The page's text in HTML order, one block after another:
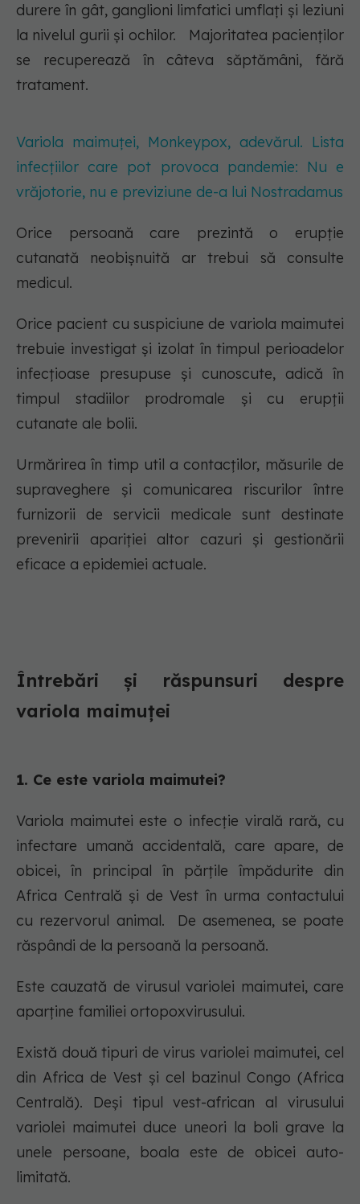
durere în gât, ganglioni limfatici umflați și leziuni
la nivelul gurii și ochilor. Majoritatea pacienților
se recuperează în câteva săptămâni, fără
tratament.
Variola maimuței, Monkeypox, adevărul. Lista
infecțiilor care pot provoca pandemie: Nu e
vrăjotorie, nu e previziune de-a lui Nostradamus
Orice persoană care prezintă o erupție
cutanată neobișnuită ar trebui să consulte
medicul.
Orice pacient cu suspiciune de variola maimutei
trebuie investigat și izolat în timpul perioadelor
infecțioase presupuse și cunoscute, adică în
timpul stadiilor prodromale și cu erupții
cutanate ale bolii.
Urmărirea în timp util a contacților, măsurile de
supraveghere și comunicarea riscurilor între
furnizorii de servicii medicale sunt destinate
prevenirii apariției altor cazuri și gestionării
eficace a epidemiei actuale.
Întrebări și răspunsuri despre
variola maimuței
1. Ce este variola maimutei?
Variola maimutei este o infecție virală rară, cu
infectare umană accidentală, care apare, de
obicei, în principal în părțile împădurite din
Africa Centrală și de Vest în urma contactului
cu rezervorul animal. De asemenea, se poate
răspândi de la persoană la persoană.
Este cauzată de virusul variolei maimutei, care
aparține familiei ortopoxvirusului.
Există două tipuri de virus variolei maimutei, cel
din Africa de Vest și cel bazinul Congo (Africa
Centrală). Deși tipul vest-african al virusului
variolei maimutei duce uneori la boli grave la
unele persoane, boala este de obicei auto-
limitată.